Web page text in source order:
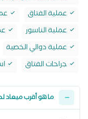
عملية الفتاق
عملية الناسور
عملية دوالي الخصية
جراحات الفتاق
ما هو أقرب